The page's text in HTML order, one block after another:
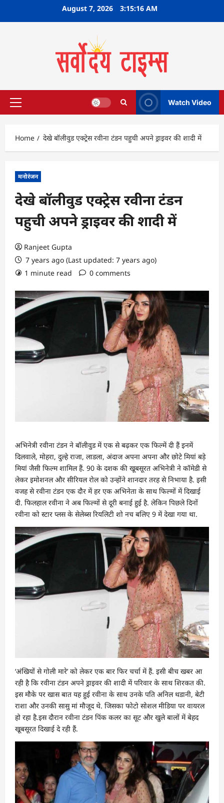
August 7, 2026 3:15:17 AM
Primary
Watch Video
Home देखे बॉलीवुड एक्ट्रेस रवीना टंडन पहुची अपने ड्राइवर की शादी में
मनोरंजन
देखे बॉलीवुड एक्ट्रेस रवीना टंडन
पहुची अपने ड्राइवर की शादी में
Ranjeet Gupta
7 years ago (Last updated: 7 years ago)
1 minute read
0 comments
अभिनेत्री रवीना टंडन ने बॉलीवुड में एक से बढ़कर एक फिल्में दी हैं इनमें
दिलवाले, मोहरा, दुल्हे राजा, लाडला, अंदाज अपना अपना और छोटे मियां बड़े
मियां जैसी फिल्म शामिल हैं. 90 के दशक की खूबसूरत अभिनेत्री ने कॉमेडी से
लेकर इमोशनल और सीरियल रोल को उन्होंने शानदार तरह से निभाया है. इसी
वजह से रवीना टंडन एक दौर में हर एक अभिनेता के साथ फिल्मों में दिखाई
दी. फिलहाल रवीना ने अब फिल्मों से दूरी बनाई हुई है. लेकिन पिछले दिनों
रवीना को स्टार प्लस के सेलेब्स रियलिटी शो नच बलिए 9 में देखा गया था.
‘अंखियों से गोली मारे’ को लेकर एक बार फिर चर्चा में हैं. इसी बीच खबर आ
रही है कि रवीना टंडन अपने ड्राइवर की शादी में परिवार के साथ शिरकत की.
इस मौके पर खास बात यह हुई रवीना के साथ उनके पति अनिल थडानी, बेटी
राशा और उनकी सासु मां मौजूद थे. जिसका फोटो सोशल मीडिया पर वायरल
हो रहा है.इस दौरान रवीना टंडन पिंक कलर का सूट और खुले बालों में बेहद
खूबसूरत दिखाई दे रही हैं.